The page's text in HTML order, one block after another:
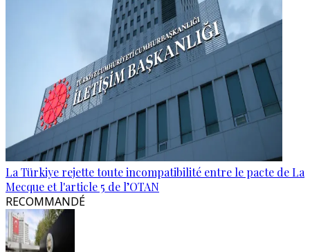
La Türkiye rejette toute incompatibilité entre le pacte de La
Mecque et l'article 5 de l’OTAN
RECOMMANDÉ